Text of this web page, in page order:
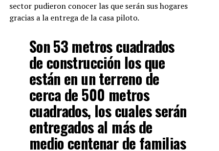
sector pudieron conocer las que serán sus hogares
gracias a la entrega de la casa piloto.
Son 53 metros cuadrados
de construcción los que
están en un terreno de
cerca de 500 metros
cuadrados, los cuales serán
entregados al más de
medio centenar de familias